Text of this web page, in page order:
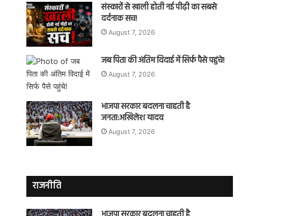
संस्कारों से खाली होती नई पीढ़ी का सबसे
दर्दनाक सच!
August 7, 2026
जब पिता की अंतिम विदाई में सिर्फ पैसे पहुंचे!
August 7, 2026
भाजपा सरकार बदलना चाहती है
जनता:अखिलेश यादव
August 7, 2026
राजनीति